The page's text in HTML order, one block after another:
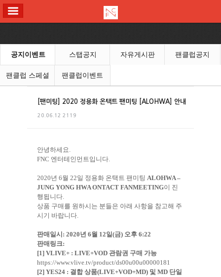
공지이벤트 스탭공지 자유게시판 팬클럽공지
팬클럽 스페셜 팬클럽이벤트
[팬미팅] 2020 정용화 온택트 팬미팅 [ALOHWA] 안내
20.06.12 2119
안녕하세요.
FNC 엔터테인먼트입니다.
2020년 6월 22일 정용화 온택트 팬미팅 ALOHWA –
JUNG YONG HWA ONTACT FANMEETING이 진
행됩니다.
상품 구매를 원하시는 분들은 아래 사항을 참고해 주
시기 바랍니다.
판매일시 : 2020년 6월 12일(금) 오후 6:22
판매링크:
[1] VLIVE+ : LIVE+VOD 관람권 구매 가능
https://www.vlive.tv/product/ds00u00u00000181
[2] YES24 : 결합 상품(LIVE+VOD+MD) 및 MD 단일